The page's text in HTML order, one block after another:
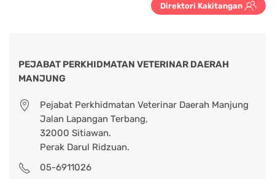
Direktori Kakitangan
PEJABAT PERKHIDMATAN VETERINAR DAERAH
MANJUNG
Pejabat Perkhidmatan Veterinar Daerah Manjung
Jalan Lapangan Terbang,
32000 Sitiawan.
Perak Darul Ridzuan.
05-6911026